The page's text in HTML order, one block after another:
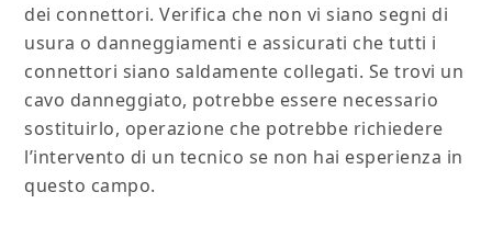
dei connettori. Verifica che non vi siano segni di
usura o danneggiamenti e assicurati che tutti i
connettori siano saldamente collegati. Se trovi un
cavo danneggiato, potrebbe essere necessario
sostituirlo, operazione che potrebbe richiedere
l’intervento di un tecnico se non hai esperienza in
questo campo.